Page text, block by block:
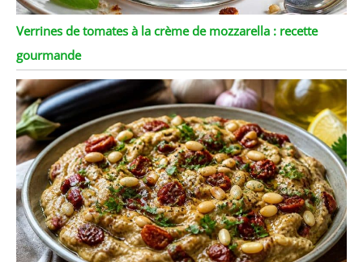
Verrines de tomates à la crème de mozzarella : recette
gourmande